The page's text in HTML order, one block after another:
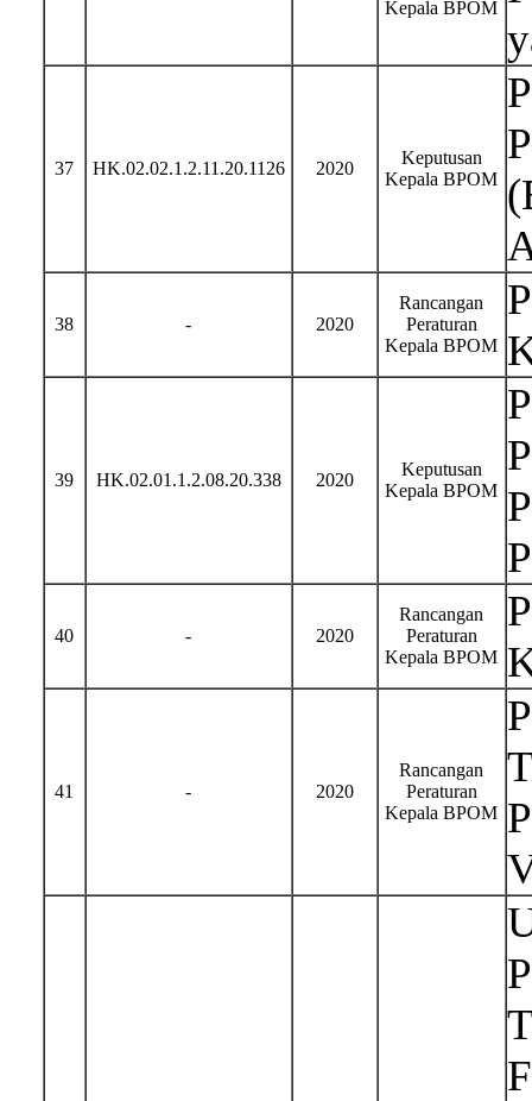
Kepala BPOM
37 HK.02.02.1.2.11.20.1126 2020
Keputusan
Kepala BPOM
38 - 2020
Rancangan
Peraturan
Kepala BPOM
39 HK.02.01.1.2.08.20.338 2020
Keputusan
Kepala BPOM
40 - 2020
Rancangan
Peraturan
Kepala BPOM
41 - 2020
Rancangan
Peraturan
Kepala BPOM